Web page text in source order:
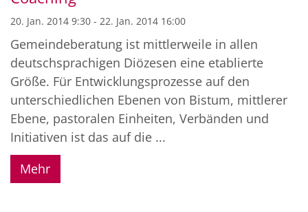
20. Jan. 2014 9:30 - 22. Jan. 2014 16:00
Gemeindeberatung ist mittlerweile in allen
deutschsprachigen Diözesen eine etablierte
Größe. Für Entwicklungsprozesse auf den
unterschiedlichen Ebenen von Bistum, mittlerer
Ebene, pastoralen Einheiten, Verbänden und
Initiativen ist das auf die ...
Mehr